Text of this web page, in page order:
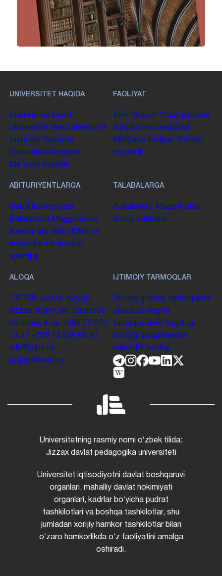
UNIVERSITET HAQIDA
Umumiy maʼlumot
Universitet tarixi Universitet
tuzilmasi
Rektorat
Universitet kengashi
Me'yoriy hujjatlar
FAOLIYAT
Ilmiy faoliyat Oʻquv jarayoni
Xalqaro munosabatlar
Moliyaviy faoliyat Yoshlar
siyosati
ABITURIYENTLARGA
Qabul komissiyasi
Bakalavriat Magistratura
Ikkinchi oliy taʼlim Bilim va
malakalarni baholash
agentligi
TALABALARGA
Bakalavriat Magistratura
Xorijiy talabalar
ALOQA
130100. Jizzax viloyati,
Jizzax shahri, Sh. Rashidov
koʻchasi, 4-uy. +998 72 226
13 57 +998 72 226 68 10
info@jdpu.uz
jiz.jdpi@exat.uz
IJTIMOIY TARMOQLAR
Bizning ijtimoiy tarmoqlarda
obuna boʻling va
taraqqiyotimiz haqidagi
soʻnggi yangiliklardan
xabardor boʻling.
Universitetning rasmiy nomi oʻzbek tilida:
Jizzax davlat pedagogika universiteti
Universitet iqtisodiyotni davlat boshqaruvi
organlari, mahalliy davlat hokimiyati
organlari, kadrlar boʻyicha pudrat
tashkilotlari va boshqa tashkilotlar, shu
jumladan xorijiy hamkor tashkilotlar bilan
oʻzaro hamkorlikda oʻz faoliyatini amalga
oshiradi.